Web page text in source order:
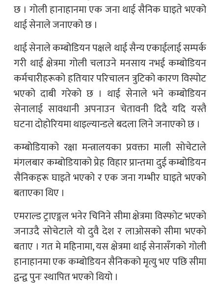
छ । गोली हानाहानमा एक जना थाई सैनिक घाइते भएको
थाई सेनाले जनाएको छ ।
थाई सेनाले कम्बोडियन पक्षले थाई सैन्य एकाईलाई सम्पर्क
गरी थाई क्षेत्रमा गोली चलाउने मनसाय नभई कम्बोडियन
कर्मचारीहरूको हतियार परिचालन त्रुटिको कारण विस्पोट
भएको दाबी गरेको छ । थाई सेनाले भने कम्बोडियन
सेनालाई सावधानी अपनाउन चेतावनी दिदै यदि यस्तै
घटना दोहोरियमा थाइल्यान्डले बदला लिने जनाएको छ ।
कम्बोडियाको रक्षा मन्त्रालयका प्रवक्ता माली सोचेटाले
मंगलबार कम्बोडियाको प्रेह विहार प्रान्तमा दुई कम्बोडियन
सैनिकहरू घाइते भएको र एक जना गम्भीर घाइते भएको
बताएका थिए ।
एमराल्ड ट्राएङ्गल भनेर चिनिने सीमा क्षेत्रमा विस्फोट भएको
जनाउदै सोचेटाले यो दुवै देश र लाओसको सीमा भएको
बताए । गत मे महिनामा, यस क्षेत्रमा थाई सेनासँगको गोली
हानाहानमा एक कम्बोडियन सैनिकको मृत्यु भए पछि सीमा
द्वन्द्व पुनः स्थापित भएको थियो ।